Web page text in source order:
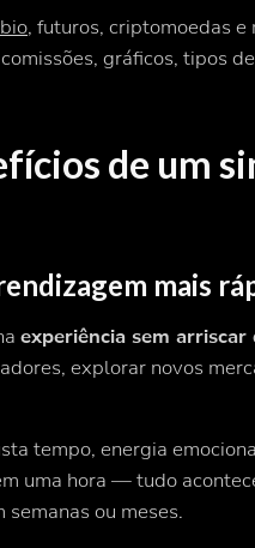
, futuros, criptomoedas
gráficos, tipos
de um
mais
experiência sem
explorar novos
tempo, energia
uma hora — tudo
ou meses.